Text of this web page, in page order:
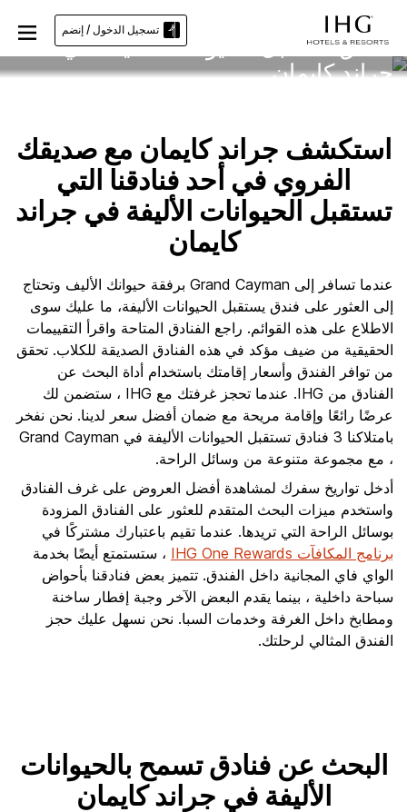
تسجيل الدخول / إنضم
فنادق تستقبل الحيوانات الأليفة في
جراند كايمان
استكشف جراند كايمان مع صديقك
الفروي في أحد فنادقنا التي
تستقبل الحيوانات الأليفة في جراند
كايمان
عندما تسافر إلى Grand Cayman برفقة حيوانك الأليف وتحتاج
إلى العثور على فندق يستقبل الحيوانات الأليفة، ما عليك سوى
الاطلاع على هذه القوائم. راجع الفنادق المتاحة واقرأ التقييمات
الحقيقية من ضيف مؤكد في هذه الفنادق الصديقة للكلاب. تحقق
من توافر الفندق وأسعار إقامتك باستخدام أداة البحث عن
الفنادق من IHG. عندما تحجز غرفتك مع IHG ، ستضمن لك
عرضًا رائعًا وإقامة مريحة مع ضمان أفضل سعر لدينا. نحن نفخر
بامتلاكنا 3 فنادق تستقبل الحيوانات الأليفة في Grand Cayman
، مع مجموعة متنوعة من وسائل الراحة.
أدخل تواريخ سفرك لمشاهدة أفضل العروض على غرف الفنادق
واستخدم ميزات البحث المتقدم للعثور على الفنادق المزودة
بوسائل الراحة التي تريدها. عندما تقيم باعتبارك مشتركًا في
برنامج المكافآت IHG One Rewards
، ستستمتع أيضًا بخدمة
الواي فاي المجانية داخل الفندق. تتميز بعض فنادقنا بأحواض
سباحة داخلية ، بينما يقدم البعض الآخر وجبة إفطار ساخنة
ومطابخ داخل الغرفة وخدمات السبا. نحن نسهل عليك حجز
الفندق المثالي لرحلتك.
البحث عن فنادق تسمح بالحيوانات
الأليفة في جراند كايمان